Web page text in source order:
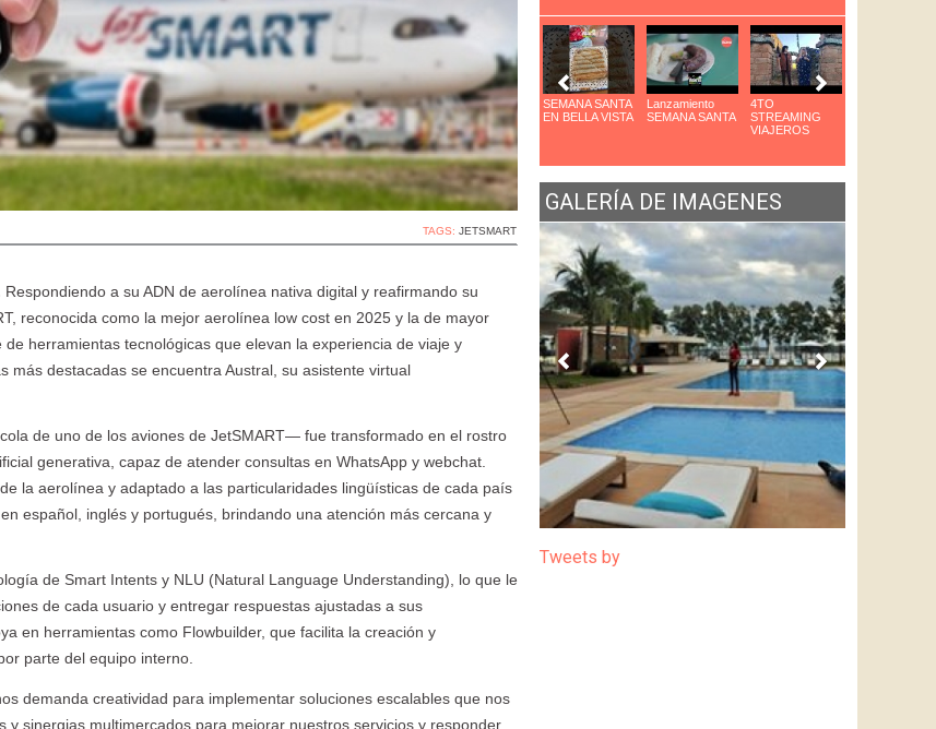
TAGS:JETSMART
Respondiendo a su ADN de aerolínea nativa digital y reafirmando su
reconocida como la mejor aerolínea low cost en 2025 y la de mayor
herramientas tecnológicas que elevan la experiencia de viaje y
más destacadas se encuentra Austral, su asistente virtual
de uno de los aviones de JetSMART— fue transformado en el rostro
generativa, capaz de atender consultas en WhatsApp y webchat.
la aerolínea y adaptado a las particularidades lingüísticas de cada país
español, inglés y portugués, brindando una atención más cercana y
de Smart Intents y NLU (Natural Language Understanding), lo que le
de cada usuario y entregar respuestas ajustadas a sus
en herramientas como Flowbuilder, que facilita la creación y
parte del equipo interno.
demanda creatividad para implementar soluciones escalables que nos
y sinergias multimercados para mejorar nuestros servicios y responder
Paraguay, Viví lo
autentico
Congreso
Binacional de
Marketing
Turístico
Viajeros TV se
hospeda en el
Loi Suite
Parque das Aves
en Foz
SEMANA SANTA
EN BELLA VISTA
Lanzamiento
SEMANA SANTA
4TO
STREAMING
VIAJEROS
GALERÍA DE IMAGENES
Tweets by